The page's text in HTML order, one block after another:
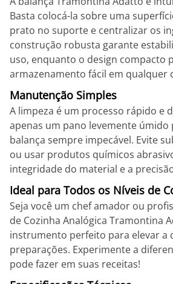
Basta colocá-la sobre uma
prato no suporte e centralizar os
construção robusta garante
uso, enquanto o design compacto
armazenamento fácil em qualquer
Manutenção Simples
A limpeza é um processo rápido e
apenas um pano levemente úmido
balança sempre impecável. Evite
ou usar produtos químicos
integridade do material e a
Ideal para Todos os Níveis de
Seja você um chef amador ou
de Cozinha Analógica Tramontina
instrumento perfeito para elevar a
preparações. Experimente a
pode fazer em suas receitas!